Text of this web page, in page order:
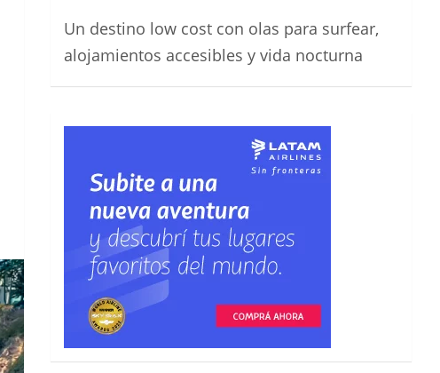
Un destino low cost con olas para surfear,
alojamientos accesibles y vida nocturna